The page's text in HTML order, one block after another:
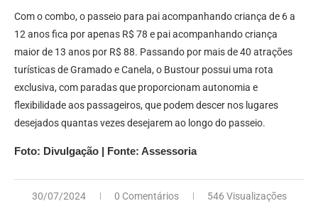
Com o combo, o passeio para pai acompanhando criança de 6 a
12 anos fica por apenas R$ 78 e pai acompanhando criança
maior de 13 anos por R$ 88. Passando por mais de 40 atrações
turísticas de Gramado e Canela, o Bustour possui uma rota
exclusiva, com paradas que proporcionam autonomia e
flexibilidade aos passageiros, que podem descer nos lugares
desejados quantas vezes desejarem ao longo do passeio.
Foto: Divulgação | Fonte: Assessoria
30/07/2024 0 Comentários 546 Visualizações